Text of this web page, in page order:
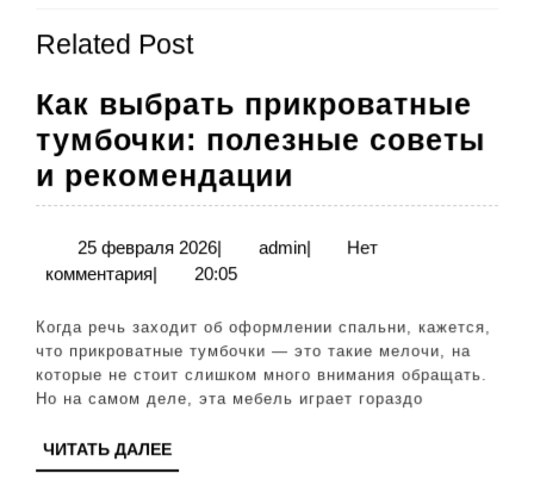
записям
запись:
Related Post
Как выбрать прикроватные
тумбочки: полезные советы
и рекомендации
выбрать
прикроватные
полезные
советы
и
25 февраля 202625
февраля
| adminadmin
|
Нет
комментария| 20:05
Когда речь заходит об оформлении спальни, кажется,
что прикроватные тумбочки — это такие мелочи, на
которые не стоит слишком много внимания обращать.
Но на самом деле, эта мебель играет гораздо
ЧИТАТЬ ДАЛЕЕЧИТАТЬ
ДАЛЕЕ